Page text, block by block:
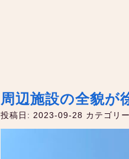
周辺施設の全貌が
投稿日: 2023-09-28 カテゴリ